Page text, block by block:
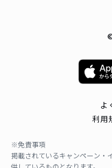
よ
利用
※免責事項
掲載されているキャンペーン・